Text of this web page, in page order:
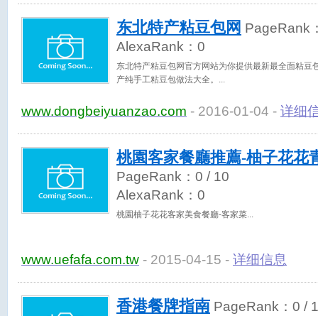
东北特产粘豆包网 PageRank
AlexaRank： 0
东北特产粘豆包网官方网站为你提供最新最全面粘豆
产纯手工粘豆包做法大全。
www.dongbeiyuanzao.com - 2016-01-04 - 详细
桃園客家餐廳推薦-柚子花花
PageRank： 0 / 10
AlexaRank： 0
桃園柚子花花客家美食餐廳-客家菜
www.uefafa.com.tw - 2015-04-15 - 详细信息
香港餐牌指南 PageRank： 0 /